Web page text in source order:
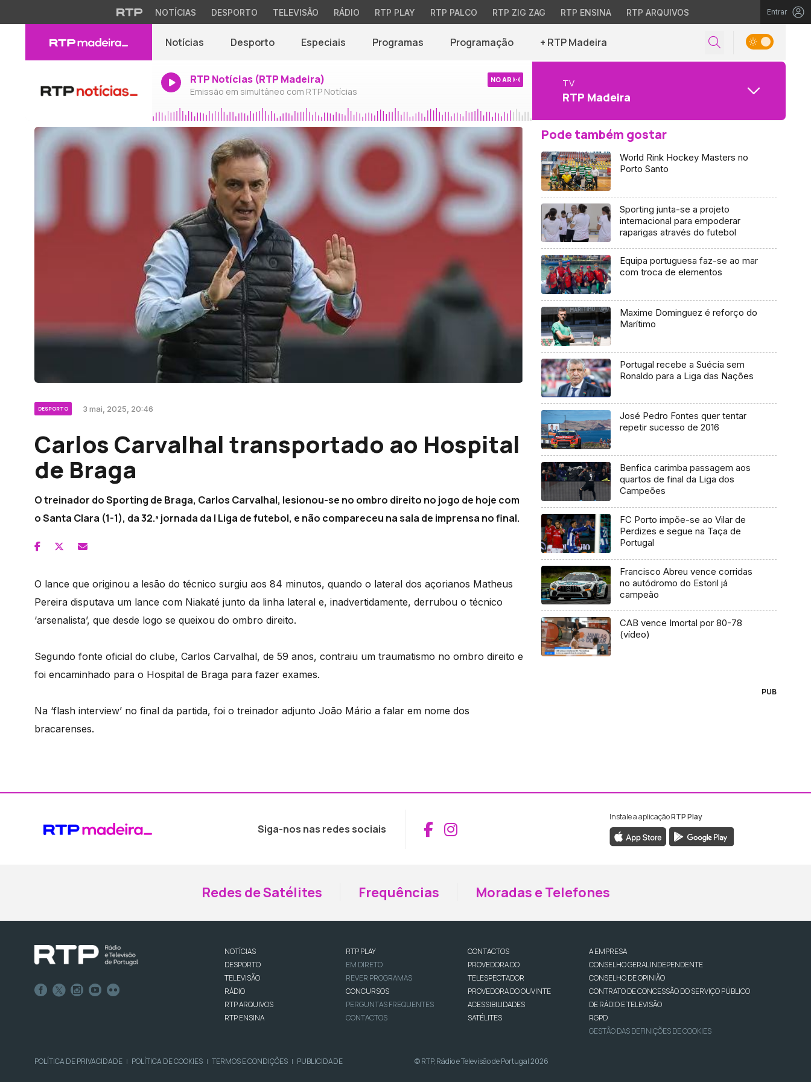
NOTÍCIAS DESPORTO TELEVISÃO RÁDIO RTP PLAY RTP PALCO RTP ZIG ZAG RTP ENSINA RTP ARQUIVOS Entrar
Notícias Desporto Especiais Programas Programação + RTP Madeira
RTP Notícias (RTP Madeira)
Emissão em simultâneo com RTP Notícias
NO AR TV
RTP Madeira
DESPORTO 3 mai, 2025, 20:46
Carlos Carvalhal transportado ao Hospital
de Braga
O treinador do Sporting de Braga, Carlos Carvalhal, lesionou-se no ombro direito no jogo de hoje com
o Santa Clara (1-1), da 32.ª jornada da I Liga de futebol, e não compareceu na sala de imprensa no final.
O lance que originou a lesão do técnico surgiu aos 84 minutos, quando o lateral dos açorianos Matheus
Pereira disputava um lance com Niakaté junto da linha lateral e, inadvertidamente, derrubou o técnico
‘arsenalista’, que desde logo se queixou do ombro direito.
Segundo fonte oficial do clube, Carlos Carvalhal, de 59 anos, contraiu um traumatismo no ombro direito e
foi encaminhado para o Hospital de Braga para fazer exames.
Na ‘flash interview’ no final da partida, foi o treinador adjunto João Mário a falar em nome dos
bracarenses.
Pode também gostar
World Rink Hockey Masters no
Porto Santo
Sporting junta-se a projeto
internacional para empoderar
raparigas através do futebol
Equipa portuguesa faz-se ao mar
com troca de elementos
Maxime Dominguez é reforço do
Marítimo
Portugal recebe a Suécia sem
Ronaldo para a Liga das Nações
José Pedro Fontes quer tentar
repetir sucesso de 2016
Benfica carimba passagem aos
quartos de final da Liga dos
Campeões
FC Porto impõe-se ao Vilar de
Perdizes e segue na Taça de
Portugal
Francisco Abreu vence corridas
no autódromo do Estoril já
campeão
CAB vence Imortal por 80-78
(vídeo)
PUB
Siga-nos nas redes sociais Aceder ao Facebook da RTP Madeira
Aceder ao Instagram da RTP Madeira
Instale a aplicaçãoRTP Play
Redes de Satélites Frequências Moradas e Telefones
NOTÍCIAS
DESPORTO
TELEVISÃO
RÁDIO
RTP ARQUIVOS
RTP ENSINA
RTP PLAY
EM DIRETO
REVER PROGRAMAS
CONCURSOS
PERGUNTAS FREQUENTES
CONTACTOS
CONTACTOS
PROVEDORA DO
TELESPECTADOR
PROVEDORA DO OUVINTE
ACESSIBILIDADES
SATÉLITES
A EMPRESA
CONSELHO GERAL INDEPENDENTE
CONSELHO DE OPINIÃO
CONTRATO DE CONCESSÃO DO SERVIÇO PÚBLICO
DE RÁDIO E TELEVISÃO
RGPD
GESTÃO DAS DEFINIÇÕES DE COOKIES
POLÍTICA DE PRIVACIDADE | POLÍTICA DE COOKIES | TERMOS E CONDIÇÕES | PUBLICIDADE © RTP, Rádio e Televisão de Portugal 2026